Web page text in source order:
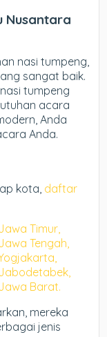
Nusantara
nasi tumpeng,
sangat baik.
tumpeng
acara
Anda
Anda.
kota, daftar
Timur,
Tengah,
Barat.
mereka
jenis